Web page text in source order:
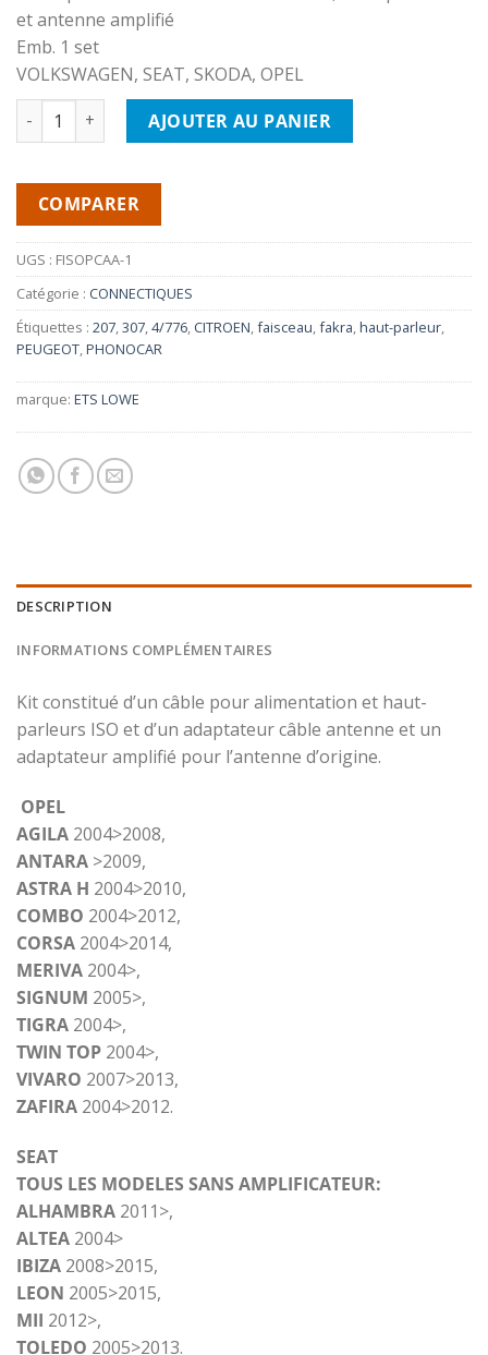
et antenne amplifié
Emb. 1 set
VOLKSWAGEN, SEAT, SKODA, OPEL
quantité de FISOVWAA - Câble alim+4HP+antenne VW/ SEAT +
AJOUTER AU PANIER
COMPARER
UGS : FISOPCAA-1
Catégorie : CONNECTIQUES
Étiquettes : 207,307,4/776, CITROEN,faisceau,fakra,haut-parleur,
PEUGEOT,PHONOCAR
marque: ETS LOWE
DESCRIPTION
INFORMATIONS COMPLÉMENTAIRES
Kit constitué d’un câble pour alimentation et haut-
parleurs ISO et d’un adaptateur câble antenne et un
adaptateur amplifié pour l’antenne d’origine.
OPEL
AGILA 2004>2008,
ANTARA >2009,
ASTRA H 2004>2010,
COMBO 2004>2012,
CORSA 2004>2014,
MERIVA 2004>,
SIGNUM 2005>,
TIGRA 2004>,
TWIN TOP 2004>,
VIVARO 2007>2013,
ZAFIRA 2004>2012.
SEAT
TOUS LES MODELES SANS AMPLIFICATEUR:
ALHAMBRA 2011>,
ALTEA 2004>
IBIZA 2008>2015,
LEON 2005>2015,
MII 2012>,
TOLEDO 2005>2013.